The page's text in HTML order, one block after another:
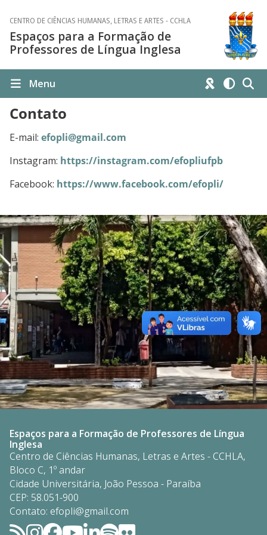
CENTRO DE CIÊNCIAS HUMANAS, LETRAS E ARTES - CCHLA
Espaços para a Formação de
Professores de Língua Inglesa
Menu
Contato
E-mail: efopli@gmail.com
Instagram: https://instagram.com/efopliufpb
Facebook: https://www.facebook.com/efopli/
Espaços para a Formação de Professores de Língua
Inglesa
Centro de Ciências Humanas, Letras e Artes - CCHLA,
Bloco C, 1º andar
Cidade Universitária, João Pessoa - Paraíba
CEP: 58.051-900
Contato: efopli@gmail.com